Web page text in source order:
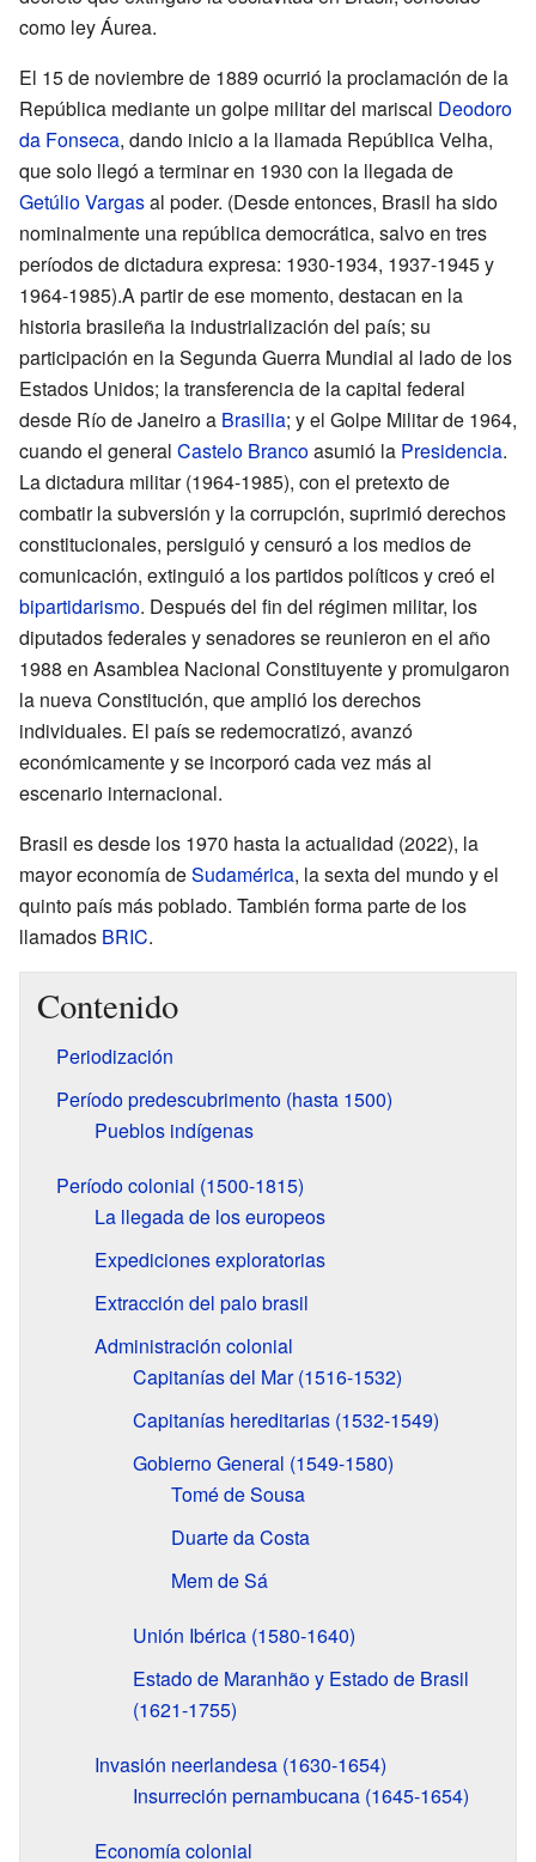
como ley Áurea.
El 15 de noviembre de 1889 ocurrió la proclamación de la
República mediante un golpe militar del mariscal Deodoro
da Fonseca, dando inicio a la llamada República Velha,
que solo llegó a terminar en 1930 con la llegada de
Getúlio Vargasal poder. (Desde entonces, Brasil ha sido
nominalmente una república democrática, salvo en tres
períodos de dictadura expresa: 1930-1934, 1937-1945 y
1964-1985).A partir de ese momento, destacan en la
historia brasileña la industrialización del país; su
participación en la Segunda Guerra Mundial al lado de los
Estados Unidos; la transferencia de la capital federal
desde Río de Janeiro a Brasilia; y el Golpe Militar de 1964,
cuando el general Castelo Brancoasumió la Presidencia.
La dictadura militar (1964-1985), con el pretexto de
combatir la subversión y la corrupción, suprimió derechos
constitucionales, persiguió y censuró a los medios de
comunicación, extinguió a los partidos políticos y creó el
bipartidarismo. Después del fin del régimen militar, los
diputados federales y senadores se reunieron en el año
1988 en Asamblea Nacional Constituyente y promulgaron
la nueva Constitución, que amplió los derechos
individuales. El país se redemocratizó, avanzó
económicamente y se incorporó cada vez más al
escenario internacional.
Brasil es desde los 1970 hasta la actualidad (2022), la
mayor economía deSudamérica, la sexta del mundo y el
quinto país más poblado. También forma parte de los
llamados BRIC.
Contenido
Periodización
Período predescubrimento (hasta 1500)
Pueblos indígenas
Período colonial (1500-1815)
La llegada de los europeos
Expediciones exploratorias
Extracción del palo brasil
Administración colonial
Capitanías del Mar (1516-1532)
Capitanías hereditarias (1532-1549)
Gobierno General (1549-1580)
Tomé de Sousa
Duarte da Costa
Mem de Sá
Unión Ibérica (1580-1640)
Estado de Maranhão y Estado de Brasil
(1621-1755)
Invasión neerlandesa (1630-1654)
Insurreción pernambucana (1645-1654)
Economía colonial